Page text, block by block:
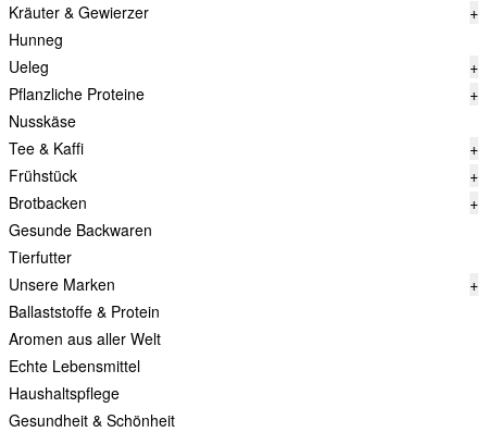
Kräuter & Gewierzer
+
Hunneg
Ueleg
+
Pflanzliche Proteine
+
Nusskäse
Tee & Kaffi
+
Frühstück
+
Brotbacken
+
Gesunde Backwaren
Tierfutter
Unsere Marken
+
Ballaststoffe & Protein
Aromen aus aller Welt
Echte Lebensmittel
Haushaltspflege
Gesundheit & Schönheit